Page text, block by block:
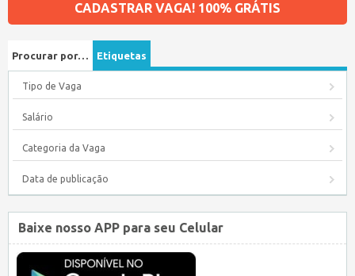
CADASTRAR VAGA! 100% GRÁTIS
Procurar por… Etiquetas
Tipo de Vaga
Salário
Categoria da Vaga
Data de publicação
Baixe nosso APP para seu Celular